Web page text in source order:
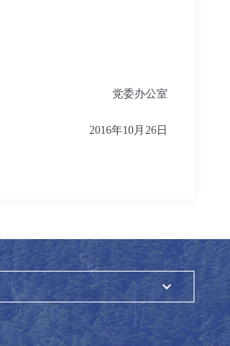
党委办公室
2016年10月 26 日